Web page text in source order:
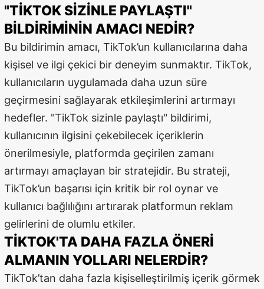
Tokat
Trabzon
Tunceli
Şanlıurfa
Uşak
Van
Yozgat
Zonguldak
Aksaray
Bayburt
Karaman
Kırıkkale
"TIKTOK SIZINLE PAYLAŞTI"
BILDIRIMININ AMACI NEDIR?
Bu bildirimin amacı, TikTok’un kullanıcılarına daha
kişisel ve ilgi çekici bir deneyim sunmaktır. TikTok,
kullanıcıların uygulamada daha uzun süre
geçirmesini sağlayarak etkileşimlerini artırmayı
hedefler. "TikTok sizinle paylaştı" bildirimi,
kullanıcının ilgisini çekebilecek içeriklerin
önerilmesiyle, platformda geçirilen zamanı
artırmayı amaçlayan bir stratejidir. Bu strateji,
TikTok’un başarısı için kritik bir rol oynar ve
kullanıcı bağlılığını artırarak platformun reklam
gelirlerini de olumlu etkiler.
TIKTOK'TA DAHA FAZLA ÖNERI
ALMANIN YOLLARI NELERDIR?
TikTok’tan daha fazla kişiselleştirilmiş içerik görmek